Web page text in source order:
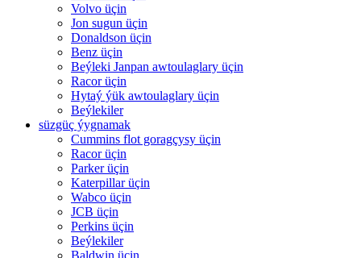
Volvo üçin
Jon sugun üçin
Donaldson üçin
Benz üçin
Beýleki Janpan awtoulaglary üçin
Racor üçin
Hytaý ýük awtoulaglary üçin
Beýlekiler
süzgüç ýygnamak
Cummins flot goragçysy üçin
Racor üçin
Parker üçin
Katerpillar üçin
Wabco üçin
JCB üçin
Perkins üçin
Beýlekiler
Baldwin üçin